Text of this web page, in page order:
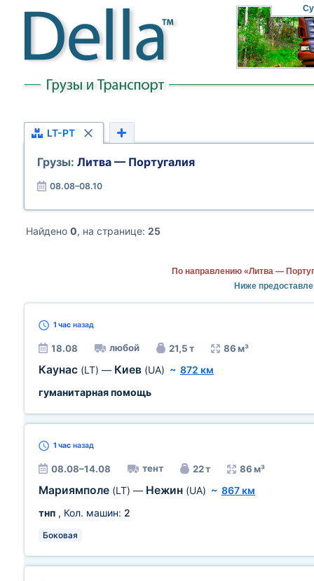
LT-PT
Грузы: Литва — Португалия
08.08–08.10
Найдено 0, на странице: 25
По направлению «Литва —
Ниже
1 час назад
18.08 любой 21,5 т 86 м³
Каунас (LT) — Киев (UA) ~ 872 км
гуманитарная помощь
1 час назад
08.08–14.08 тент 22 т 86 м³
Мариямполе (LT) — Нежин (UA) ~ 867 км
тнп , Кол. машин: 2
Боковая